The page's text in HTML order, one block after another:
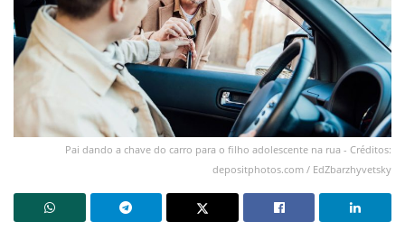
Pai dando a chave do carro para o filho adolescente na rua - Créditos:
depositphotos.com / EdZbarzhyvetsky